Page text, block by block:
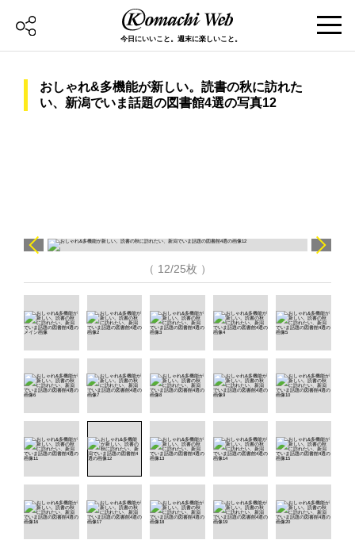
今日にいいこと。週末に楽しいこと。
おしゃれ&多機能が新しい。読書の秋に訪れた
い、新潟でいま話題の図書館4選の写真12
（ 12/25枚 ）